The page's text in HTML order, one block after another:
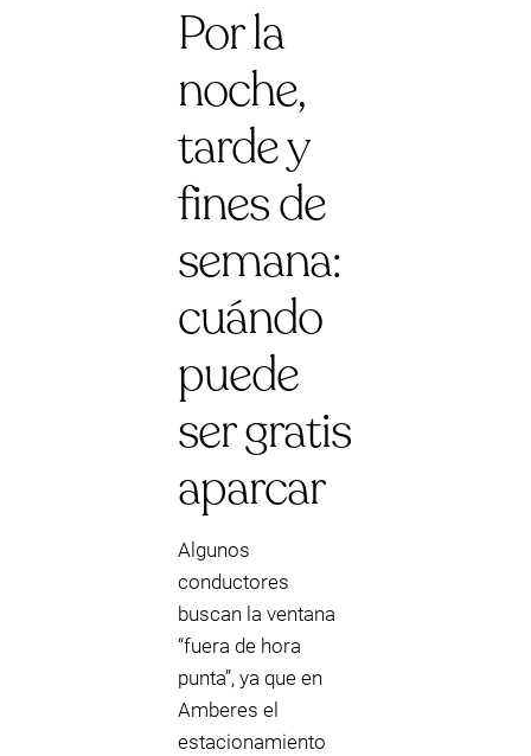
Por la
noche,
tarde y
fines de
semana:
cuándo
puede
ser gratis
aparcar
Algunos
conductores
buscan la ventana
“fuera de hora
punta”, ya que en
Amberes el
estacionamiento